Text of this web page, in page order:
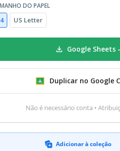
DO PAPEL
US Letter
Google Sheets
Duplicar no Google
Não é necessário conta •
Adicionar à coleção